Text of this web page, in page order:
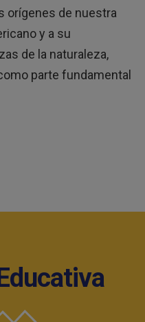
orígenes de nuestra
y a su
de la naturaleza,
parte fundamental